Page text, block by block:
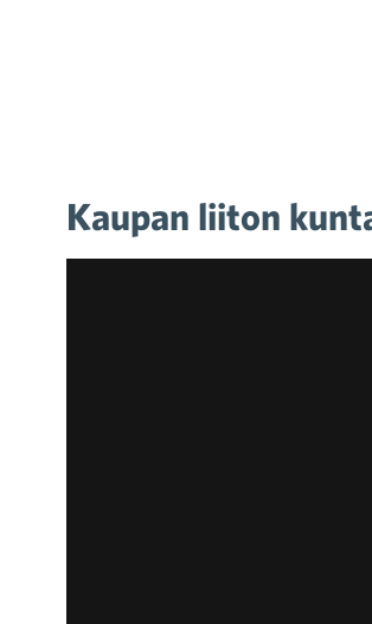
Kaupan liiton